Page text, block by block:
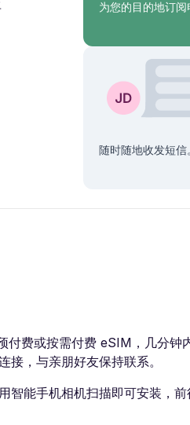
为您的目的地订
随时随地收发短信
付费或按需付费 eSIM，几分
，与亲朋好友保持联系。
能手机相机扫描即可安装，